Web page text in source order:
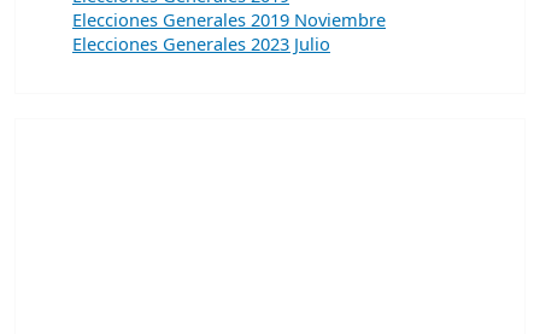
Elecciones Generales 2019 Noviembre
Elecciones Generales 2023 Julio